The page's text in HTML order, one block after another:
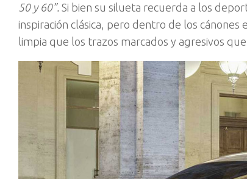
50 y 60”. Si bien su silueta recuerda a los
inspiración clásica, pero dentro de los
limpia que los trazos marcados y agresivos